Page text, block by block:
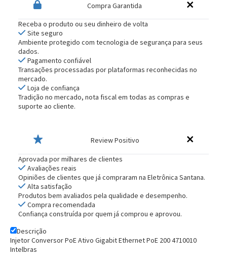
Compra Garantida
Receba o produto ou seu dinheiro de volta
Site seguro
Ambiente protegido com tecnologia de segurança para seus
dados.
Pagamento confiável
Transações processadas por plataformas reconhecidas no
mercado.
Loja de confiança
Tradição no mercado, nota fiscal em todas as compras e
suporte ao cliente.
Review Positivo
Aprovada por milhares de clientes
Avaliações reais
Opiniões de clientes que já compraram na Eletrônica Santana.
Alta satisfação
Produtos bem avaliados pela qualidade e desempenho.
Compra recomendada
Confiança construída por quem já comprou e aprovou.
Descrição
Injetor Conversor PoE Ativo Gigabit Ethernet PoE 200 4710010
Intelbras